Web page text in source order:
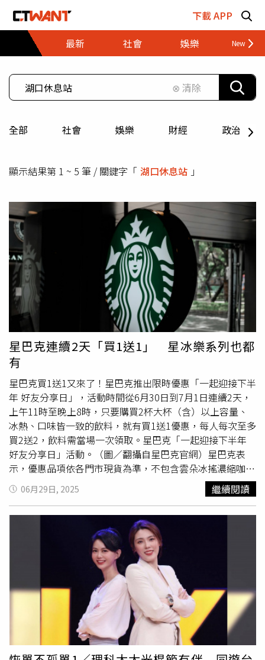
下載 APP
最新
社會 娛樂 財經
⊗ 清除
全部 社會 娛樂 財經 政治
顯示結果第 1 ~ 5 筆 / 關鍵字「 湖口休息站 」
星巴克連續2天「買1送1」 星冰樂系列也都
有
星巴克買1送1又來了！星巴克推出限時優惠「一起迎接下半
年 好友分享日」，活動時間從6月30日到7月1日連續2天，
上午11時至晚上8時，只要購買2杯大杯（含）以上容量、
冰熱、口味皆一致的飲料，就有買1送1優惠，每人每次至多
買2送2，飲料需當場一次領取。星巴克「一起迎接下半年
好友分享日」活動。（圖／翻攝自星巴克官網）星巴克表
示，優惠品項依各門市現貨為準，不包含雲朵冰搖濃縮咖
啡、罐裝飲料、典藏系列咖啡、手沖、虹吸式咖啡及含酒精
飲料。只要從6月30日、7月1日上午11點至晚上8點，購買2
杯大杯（含）以上容量、冰熱、口味皆一致的飲料，就享有
買1送1優惠。星巴克提醒，活動不適用於部分指定門市以及
車道服務、外送外賣、電話預訂與行動預點服務。另外，不
適用門市包含，松山機場、松機T2、一航廈3F、新二航廈
B2、二航廈4F、二航廈5F、二航廈D3、二航管制4F、小港
國際站、青埔、六家、烏日、苗栗高鐵、彰化高鐵、雲林高
鐵、嘉義高鐵、台南高鐵、左營高鐵、南港車站、南港高
鐵、松山車站、台鐵一、板橋車站、中壢休息站、 湖口休息
、西湖休息站、泰安南、泰安北、清水站1F、清水站
3F、南投休息站、西螺、東山休息站、關廟南、仁德南、仁
德北、古坑休息站、草山、花蓮和平、洄瀾、福隆觀海、清
06月29日, 2025 繼續閱讀